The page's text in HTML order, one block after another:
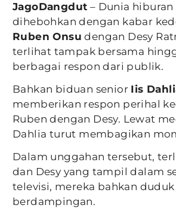
JagoDangdut – Dunia
dihebohkan dengan kabar
Ruben Onsu dengan Desy
terlihat tampak bersama
berbagai respon dari publik.
Bahkan biduan senior Iis
memberikan respon perihal
Ruben dengan Desy. Lewat
Dahlia turut membagikan
Dalam unggahan tersebut,
dan Desy yang tampil dalam
televisi, mereka bahkan duduk
berdampingan.